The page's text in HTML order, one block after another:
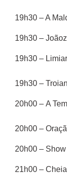
19h30 – A
19h30 –
19h30 –
19h30 –
20h00 – A
20h00 –
20h00 –
21h00 –